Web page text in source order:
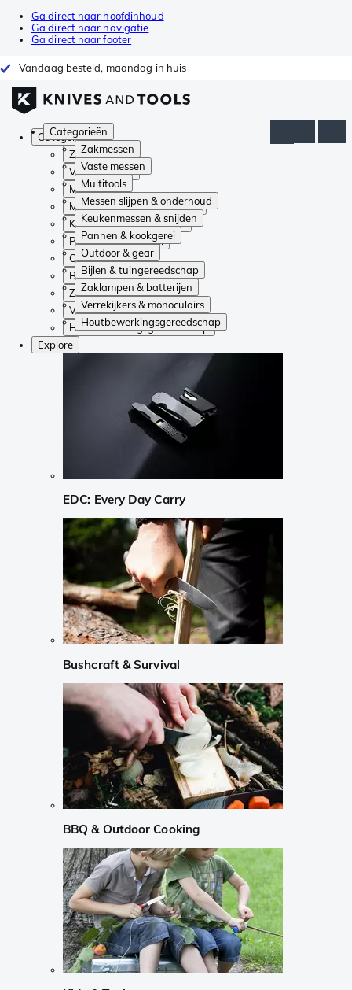
Ga direct naar hoofdinhoud
Ga direct naar navigatie
Ga direct naar footer
Vandaag besteld, maandag in huis
Categorieën
Zakmessen
Vaste messen
Multitools
Messen slijpen & onderhoud
Keukenmessen & snijden
Pannen & kookgerei
Outdoor & gear
Bijlen & tuingereedschap
Zaklampen & batterijen
Verrekijkers & monoculairs
Houtbewerkingsgereedschap
Categorieën
Zakmessen
Vaste messen
Multitools
Messen slijpen & onderhoud
Keukenmessen & snijden
Pannen & kookgerei
Outdoor & gear
Bijlen & tuingereedschap
Zaklampen & batterijen
Verrekijkers & monoculairs
Houtbewerkingsgereedschap
Explore
EDC: Every Day Carry
Bushcraft & Survival
BBQ & Outdoor Cooking